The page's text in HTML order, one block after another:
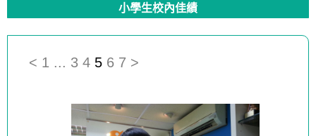
小學生校內佳績
< 1 ... 3 4 5 6 7 >